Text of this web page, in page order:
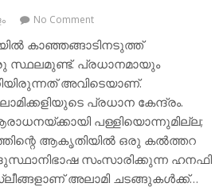
No Comment
കാഞ്ഞങ്ങാടിനടുത്ത്
സ്ഥലമുണ്ട്. പ്രധാനമായും
അവിടെയാണ്.
പ്രധാന കേന്ദ്രം.
പള്ളിയൊന്നുമില്ല;
ആകൃതിയില്‍ ഒരു കല്‍ത്തറ
സംസാരിക്കുന്ന ഹനഫി
അലാമി ചടങ്ങുകള്‍ക്ക്…